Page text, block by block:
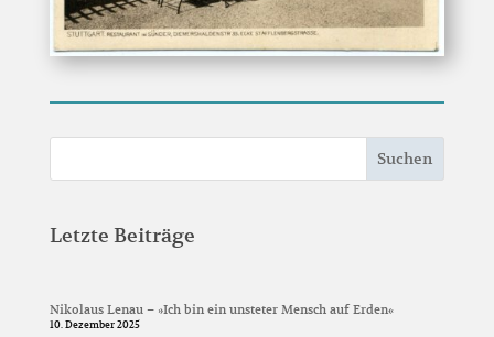
Suchen
Letzte Beiträge
Nikolaus Lenau – »Ich bin ein unsteter Mensch auf Erden«
10. Dezember 2025